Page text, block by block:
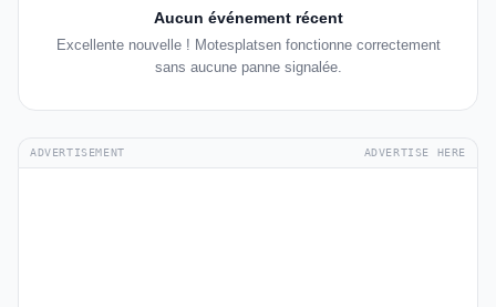
Aucun événement récent
Excellente nouvelle ! Motesplatsen fonctionne correctement
sans aucune panne signalée.
ADVERTISEMENT ADVERTISE HERE